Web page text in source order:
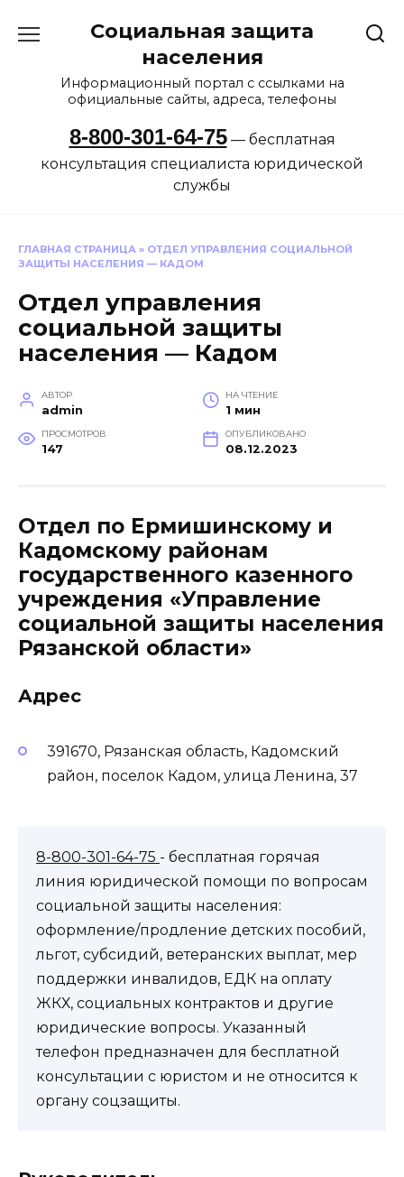
Социальная защита
населения
Информационный портал с ссылками на
официальные сайты, адреса, телефоны
8-800-301-64-75— бесплатная
консультация специалиста юридической
службы
ГЛАВНАЯ СТРАНИЦА » ОТДЕЛ УПРАВЛЕНИЯ СОЦИАЛЬНОЙ
ЗАЩИТЫ НАСЕЛЕНИЯ — КАДОМ
Отдел управления
социальной защиты
населения — Кадом
АВТОР
admin
НА ЧТЕНИЕ
1 мин
ПРОСМОТРОВ
147
ОПУБЛИКОВАНО
08.12.2023
Отдел по Ермишинскому и
Кадомскому районам
государственного казенного
учреждения «Управление
социальной защиты населения
Рязанской области»
Адрес
391670, Рязанская область, Кадомский
район, поселок Кадом, улица Ленина, 37
8-800-301-64-75 - бесплатная горячая
линия юридической помощи по вопросам
социальной защиты населения:
оформление/продление детских пособий,
льгот, субсидий, ветеранских выплат, мер
поддержки инвалидов, ЕДК на оплату
ЖКХ, социальных контрактов и другие
юридические вопросы. Указанный
телефон предназначен для бесплатной
консультации с юристом и не относится к
органу соцзащиты.